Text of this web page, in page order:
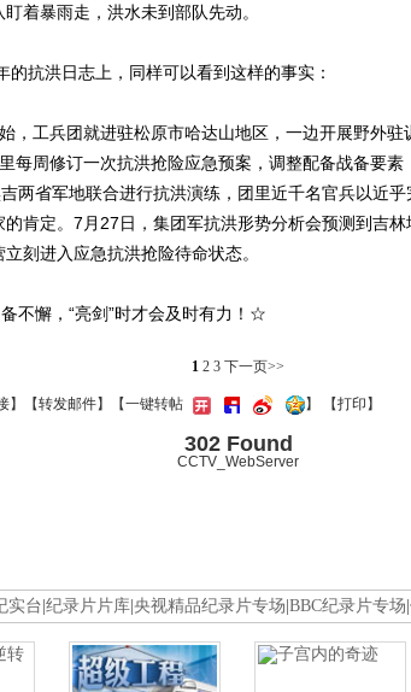
着暴雨走，洪水未到部队先动。
抗洪日志上，同样可以看到这样的事实：
工兵团就进驻松原市哈达山地区，一边开展野外驻
每周修订一次抗洪抢险应急预案，调整配备战备要素
两省军地联合进行抗洪演练，团里近千名官兵以近
肯定。7月27日，集团军抗洪形势分析会预测到吉
刻进入应急抗洪抢险待命状态。
不懈，“亮剑”时才会及时有力！☆
1 2 3 下一页>>
】【转发邮件】 【一键转帖 】 【打印 】
302 Found
CCTV_WebServer
实台 纪录片片库 央视精品纪录片专场 BBC纪录片专场